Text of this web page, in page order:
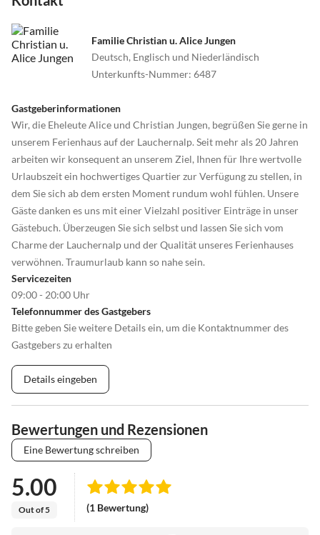
Familie Christian u. Alice Jungen
Deutsch, Englisch und Niederländisch
Unterkunfts-Nummer: 6487
Gastgeberinformationen
Wir, die Eheleute Alice und Christian Jungen, begrüßen Sie gerne in
unserem Ferienhaus auf der Lauchernalp. Seit mehr als 20 Jahren
arbeiten wir konsequent an unserem Ziel, Ihnen für Ihre wertvolle
Urlaubszeit ein hochwertiges Quartier zur Verfügung zu stellen, in
dem Sie sich ab dem ersten Moment rundum wohl fühlen. Unsere
Gäste danken es uns mit einer Vielzahl positiver Einträge in unser
Gästebuch. Überzeugen Sie sich selbst und lassen Sie sich vom
Charme der Lauchernalp und der Qualität unseres Ferienhauses
verwöhnen. Traumurlaub kann so nahe sein.
Servicezeiten
09:00 - 20:00 Uhr
Telefonnummer des Gastgebers
Bitte geben Sie weitere Details ein, um die Kontaktnummer des
Gastgebers zu erhalten
Details eingeben
Bewertungen und Rezensionen
Eine Bewertung schreiben
5.00
Out of 5 (1 Bewertung)